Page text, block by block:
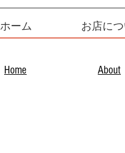
ホーム お店に
Home About